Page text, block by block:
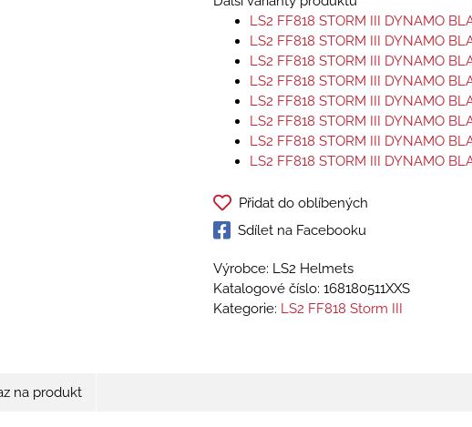
LS2 FF818 STORM III DYNAMO
LS2 FF818 STORM III DYNAMO
LS2 FF818 STORM III DYNAMO
LS2 FF818 STORM III DYNAMO
LS2 FF818 STORM III DYNAMO
LS2 FF818 STORM III DYNAMO
LS2 FF818 STORM III DYNAMO
LS2 FF818 STORM III DYNAMO
Přidat do oblíbených
Sdílet na Facebooku
Výrobce: LS2 Helmets
Katalogové číslo: 168180511XXS
Kategorie: LS2 FF818 Storm III
na produkt